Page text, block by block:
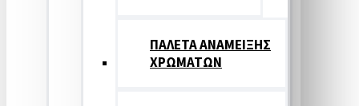
ΠΑΛΕΤΑ ΑΝΑΜΕΙΞΗΣ
ΧΡΩΜΑΤΩΝ